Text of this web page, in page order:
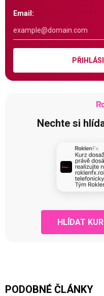
Email:
Nechte si
HLÍDAT
PODOBNÉ ČLÁNKY